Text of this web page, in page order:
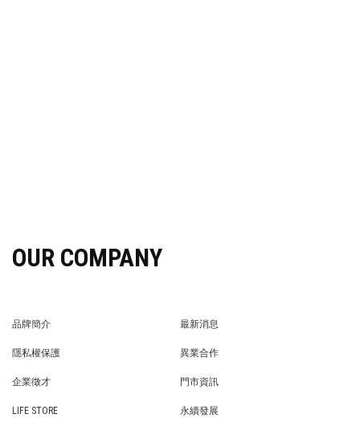
OUR COMPANY
品牌簡介
最新消息
隱私權保護
異業合作
企業徵才
門市資訊
LIFE STORE
永續發展